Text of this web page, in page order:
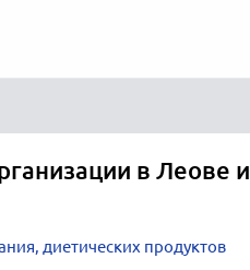
в Леове и
диетических продуктов